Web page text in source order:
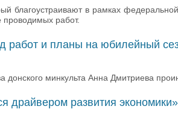
благоустраивают в рамках
работ.
работ и планы на юбилейный
минкульта Анна Дмитриева
драйвером развития экономики»